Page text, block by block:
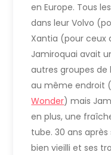
en Europe. Tous
dans leur Volvo
Xantia (pour ceux
Jamiroquai avait
autres groupes de
au même endroit
Wonder) mais
en plus, une
tube. 30 ans
bien vieilli et ses